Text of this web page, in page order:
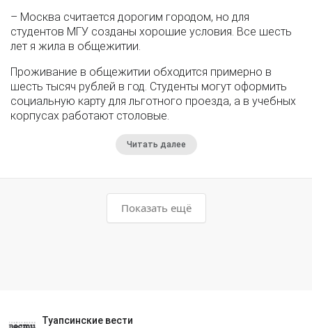
– Москва считается дорогим городом, но для
студентов МГУ созданы хорошие условия. Все шесть
лет я жила в общежитии.
Проживание в общежитии обходится примерно в
шесть тысяч рублей в год. Студенты могут оформить
социальную карту для льготного проезда, а в учебных
корпусах работают столовые.
Читать далее
Показать ещё
Туапсинские вести